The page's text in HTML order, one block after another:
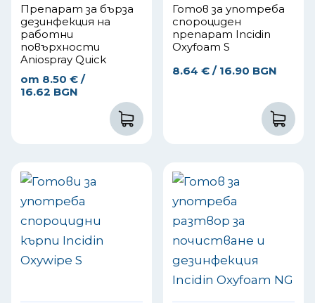
Препарат за бърза
дезинфекция на
работни
повърхности
Aniospray Quick
от 8.50 € /
16.62 BGN
Готов за употреба
спороциден
препарат Incidin
Oxyfoam S
8.64 € / 16.90 BGN